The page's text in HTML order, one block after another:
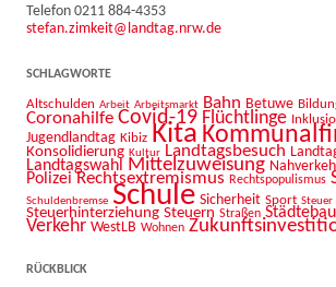
Telefon 0211 884-4353
stefan.zimkeit@landtag.nrw.de
SCHLAGWORTE
Altschulden Arbeit Arbeitsmarkt Bahn Betuwe
Coronahilfe Covid-19 Flüchtlinge
Jugendlandtag Kibiz Kita
Konsolidierung Kultur Landtagsbesuch
Landtagswahl Mittelzuweisung
Polizei Rechtsextremismus Rechtspopulismus
Schuldenbremse Schule Sicherheit Sport Steuer
Steuerhinterziehung Steuern Straßen Städtebau
Verkehr WestLB Wohnen
RÜCKBLICK